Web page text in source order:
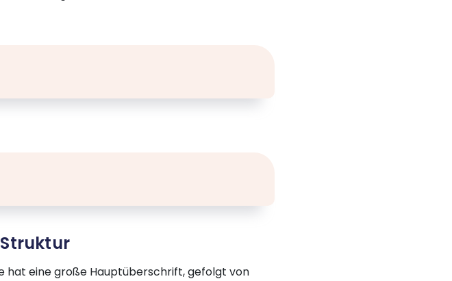
hat eine große Hauptüberschrift, gefolgt von